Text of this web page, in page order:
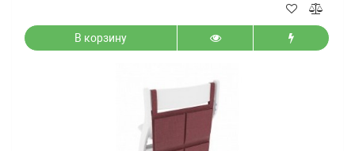
В корзину